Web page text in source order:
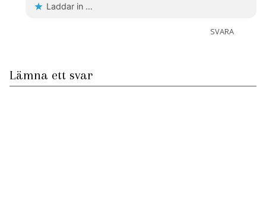
Laddar in …
SVARA
Lämna ett svar